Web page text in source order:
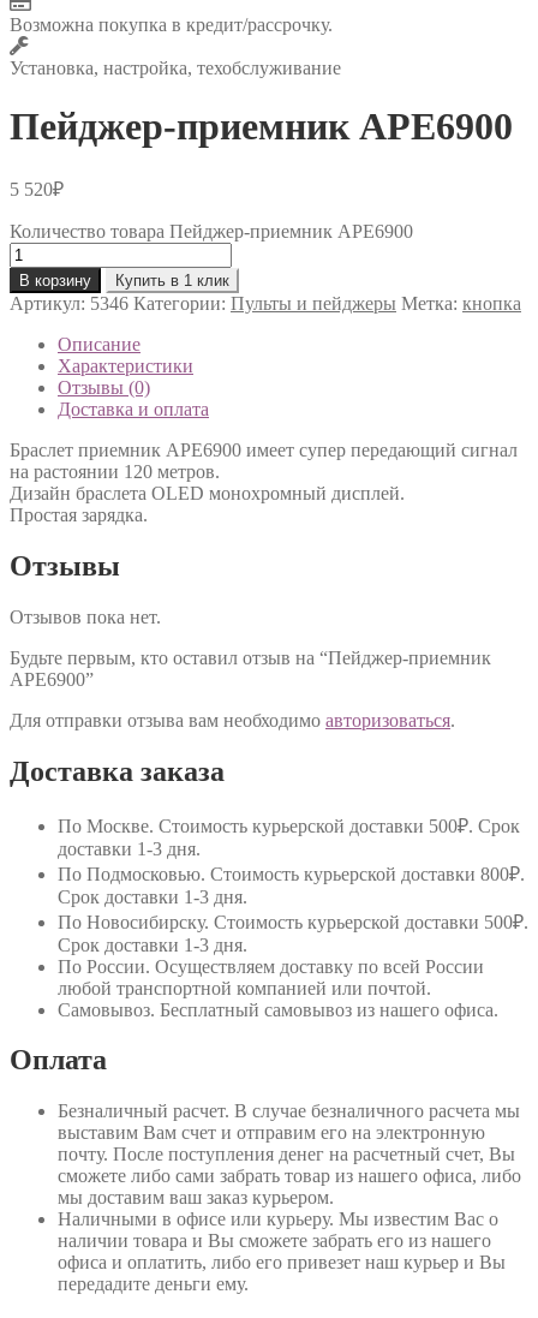
Возможна покупка в кредит/рассрочку.
Установка, настройка, техобслуживание
Пейджер-приемник АРЕ6900
5 520₽
Количество товара Пейджер-приемник АРЕ6900
В корзину Купить в 1 клик
Артикул: 5346 Категории: Пульты и пейджеры Метка: кнопка
Описание
Характеристики
Отзывы (0)
Доставка и оплата
Браслет приемник APE6900 имеет супер передающий сигнал
на растоянии 120 метров.
Дизайн браслета OLED монохромный дисплей.
Простая зарядка.
Отзывы
Отзывов пока нет.
Будьте первым, кто оставил отзыв на “Пейджер-приемник
АРЕ6900”
Для отправки отзыва вам необходимо авторизоваться.
Доставка заказа
По Москве. Стоимость курьерской доставки 500₽. Срок
доставки 1-3 дня.
По Подмосковью. Стоимость курьерской доставки 800₽.
Срок доставки 1-3 дня.
По Новосибирску. Стоимость курьерской доставки 500₽.
Срок доставки 1-3 дня.
По России. Осуществляем доставку по всей России
любой транспортной компанией или почтой.
Самовывоз. Бесплатный самовывоз из нашего офиса.
Оплата
Безналичный расчет. В случае безналичного расчета мы
выставим Вам счет и отправим его на электронную
почту. После поступления денег на расчетный счет, Вы
сможете либо сами забрать товар из нашего офиса, либо
мы доставим ваш заказ курьером.
Наличными в офисе или курьеру. Мы известим Вас о
наличии товара и Вы сможете забрать его из нашего
офиса и оплатить, либо его привезет наш курьер и Вы
передадите деньги ему.